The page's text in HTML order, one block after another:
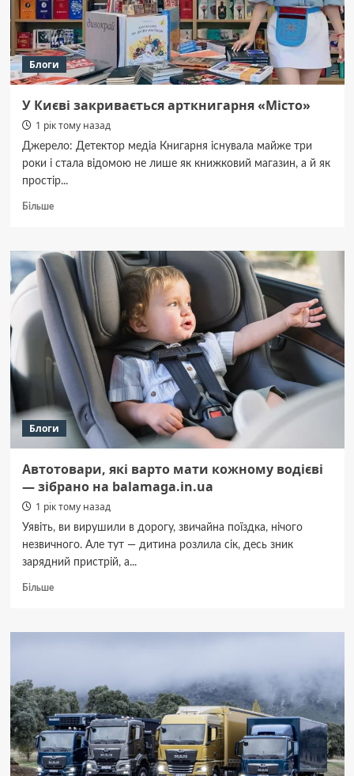
бізнесу
Блоги
У Києві закривається арткнигарня «Місто»
1 рік тому назад
Джерело: Детектор медіа Книгарня існувала майже три
роки і стала відомою не лише як книжковий магазин, а й як
простір...
БільшеДокладніше
Києві
закривається
арткнигарня
«Місто»
Блоги
Автотовари, які варто мати кожному водієві
— зібрано на balamaga.in.ua
1 рік тому назад
Уявіть, ви вирушили в дорогу, звичайна поїздка, нічого
незвичного. Але тут — дитина розлила сік, десь зник
зарядний пристрій, а...
БільшеДокладніше
які
водієві
—
зібрано
на
balamaga.in.ua